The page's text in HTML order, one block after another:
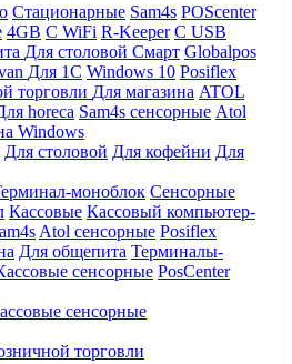
Стационарные Sam4s POScenter
4GB С WiFi R-Keeper С USB
Для столовой Смарт Globalpos
Для 1С Windows 10 Posiflex
торговли Для магазина ATOL
horeca Sam4s сенсорные Atol
Windows
Для столовой Для кофейни Для
моноблок Сенсорные
Кассовые Кассовый компьютер-
Atol сенсорные Posiflex
Для общепита Терминалы-
сенсорные PosCenter
сенсорные
торговли